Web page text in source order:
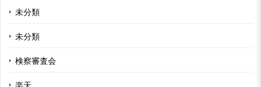
未分類
未分類
検察審査会